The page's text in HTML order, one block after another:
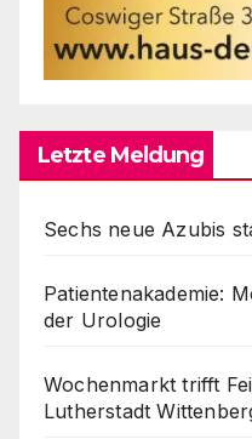
Letzte Meldung
Sechs neue Azubis
Patientenakademie:
der Urologie
Wochenmarkt trifft
Lutherstadt